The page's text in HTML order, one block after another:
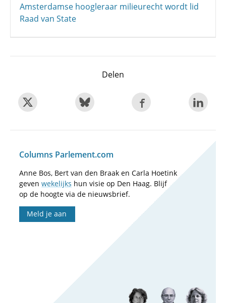
Amsterdamse hoogleraar milieurecht wordt lid
Raad van State
Delen
Columns Parlement.com
Anne Bos, Bert van den Braak en Carla Hoetink
geven wekelijks hun visie op Den Haag. Blijf
op de hoogte via de nieuwsbrief.
Meld je aan